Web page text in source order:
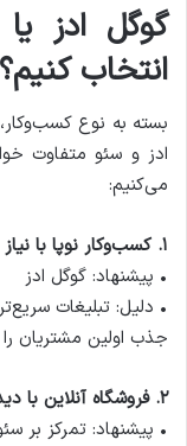
گوگل ادز
انتخاب کنیم؟
بسته به نوع
ادز و سئو متفاوت
می‌کنیم:
۱. کسب‌وکار نوپا با نیاز به فروش فوری:
• پیشنهاد: گوگل ادز
• دلیل: تبلیغات
جذب اولین مشتریان
۲. فروشگاه آنلاین با دید بلندمدت:
• پیشنهاد: تمرکز بر